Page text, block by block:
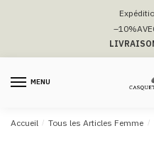
navigation
–10%
MENU
Accueil / Tous les Articles Femme /